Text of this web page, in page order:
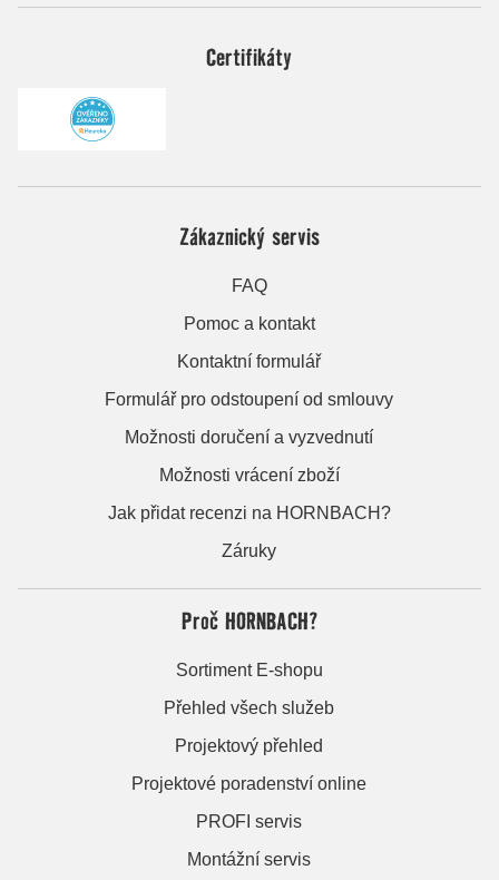
Certifikáty
Zákaznický servis
FAQ
Pomoc a kontakt
Kontaktní formulář
Formulář pro odstoupení od smlouvy
Možnosti doručení a vyzvednutí
Možnosti vrácení zboží
Jak přidat recenzi na HORNBACH?
Záruky
Proč HORNBACH?
Sortiment E-shopu
Přehled všech služeb
Projektový přehled
Projektové poradenství online
PROFI servis
Montážní servis